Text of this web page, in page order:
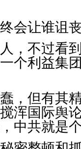
会让谁诅
，不过看
个利益集
，但有其
浑国际舆
中共就是